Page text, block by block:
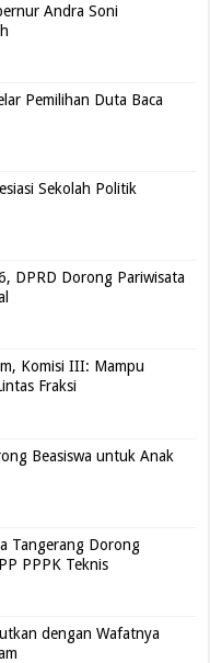
Andra Soni
Pemilihan Duta Baca
Sekolah Politik
DPRD Dorong Pariwisata
Komisi III: Mampu
Fraksi
Beasiswa untuk Anak
Tangerang Dorong
PPPK Teknis
dengan Wafatnya